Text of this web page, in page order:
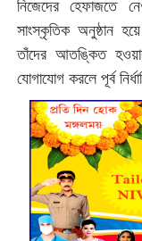
নিজেদের হেফাজতে
সাংস্কৃতিক অনুষ্ঠান
তাঁদের আতঙ্কিত
যোগাযোগ করলে পূর্ব